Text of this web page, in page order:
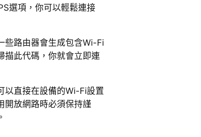
選項，你可以輕鬆連接
些路由器會生成包含Wi-Fi
描此代碼，你就會立即連
以直接在設備的Wi-Fi設置
開放網路時必須保持謹